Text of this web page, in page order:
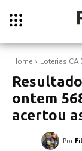
Home Loterias
ontem
acertou
Por